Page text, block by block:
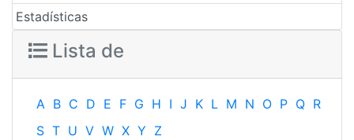
Estadísticas
Lista de
A B C D E F G H I J K L M N O P Q R
S T U V W X Y Z